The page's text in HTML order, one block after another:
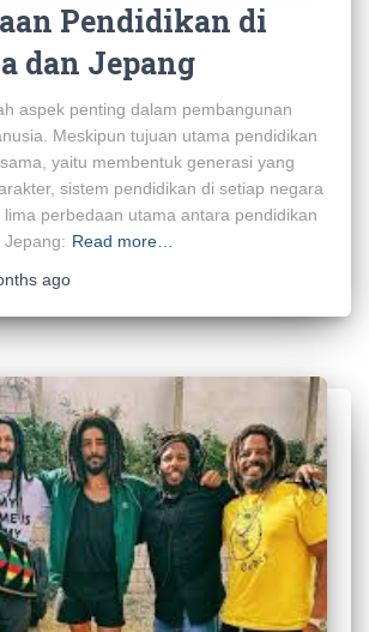
Pendidikan di
dan Jepang
aspek penting dalam pembangunan
Meskipun tujuan utama pendidikan
yaitu membentuk generasi yang
sistem pendidikan di setiap negara
perbedaan utama antara pendidikan
Read more…
ago